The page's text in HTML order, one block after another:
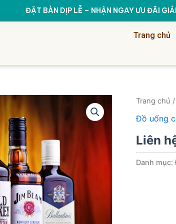
ĐẶT BÀN DỊP LỄ – NHẬN NGAY ƯU ĐÃI
Trang chủ
Trang chủ /
Đồ uống
Liên
Danh mục: